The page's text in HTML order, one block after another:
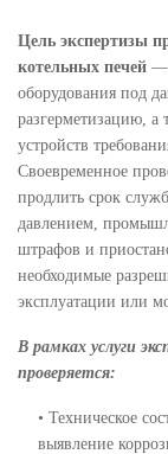
Цель экспертизы
котельных печей —
оборудования под
разгерметизацию, а
устройств
Своевременное
продлить срок
давлением,
штрафов и
необходимые
эксплуатации или
В рамках услуги
проверяется:
• Техническое
выявление